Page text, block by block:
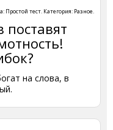
Простой тест. Категория: Разное.
поставят
на слова, в